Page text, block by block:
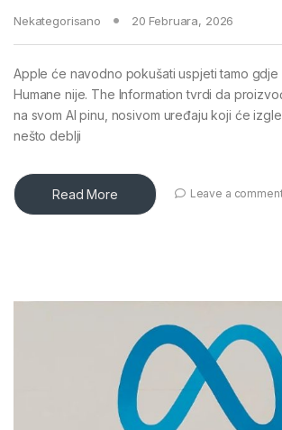
Nekategorisano 20 Februara, 2026
Apple će navodno pokušati uspjeti tamo gdje
Humane nije. The Information tvrdi da
na svom AI pinu, nosivom uređaju koji će
nešto deblji
Read More Leave a